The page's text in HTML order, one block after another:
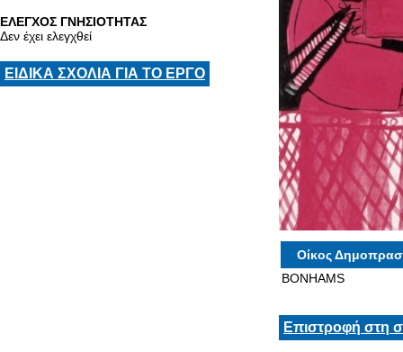
ΕΛΕΓΧΟΣ ΓΝΗΣΙΟΤΗΤΑΣ
Δεν έχει ελεγχθεί
ΕΙΔΙΚΑ ΣΧΟΛΙΑ ΓΙΑ ΤΟ ΕΡΓΟ
Οίκος
BONHAMS
Επιστροφή στη